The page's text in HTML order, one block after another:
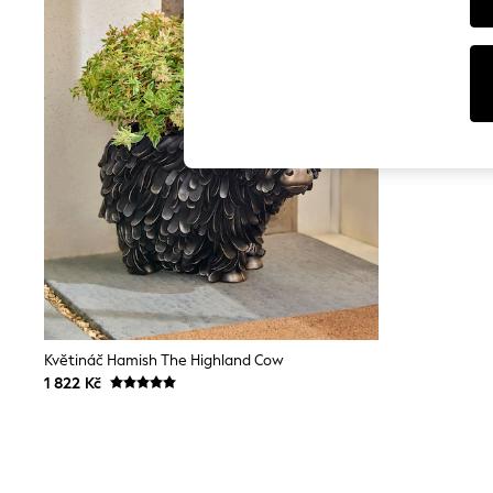
Shorts
Joggers
adidas
Nike
All Girls Schoolwear
Shoes
Dresses
Trousers
Skirts
Shirts
Polo Shirts
Sweatshirts
Cardigans
Coats & Jackets
Underwear
Socks & Tights
Multipacks
All Girls Sports & Swimwear
Květináč Hamish The Highland Cow
1 822 Kč